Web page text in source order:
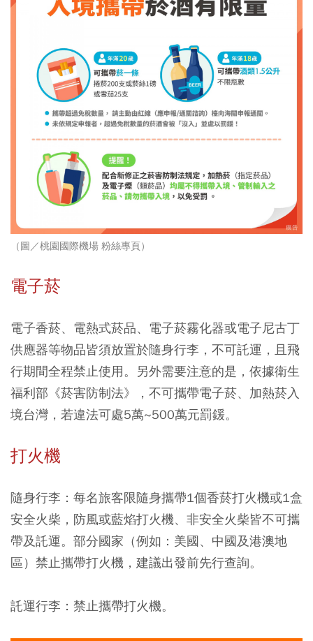
（圖／桃園國際機場 粉絲專頁）
電子菸
電子香菸、電熱式菸品、電子菸霧化器或電子尼古丁
供應器等物品皆須放置於隨身行李，不可託運，且飛
行期間全程禁止使用。另外需要注意的是，依據衛生
福利部《菸害防制法》，不可攜帶電子菸、加熱菸入
境台灣，若違法可處5萬~500萬元罰鍰。
打火機
隨身行李：每名旅客限隨身攜帶1個香菸打火機或1盒
安全火柴，防風或藍焰打火機、非安全火柴皆不可攜
帶及託運。部分國家（例如：美國、中國及港澳地
區）禁止攜帶打火機，建議出發前先行查詢。
託運行李：禁止攜帶打火機。